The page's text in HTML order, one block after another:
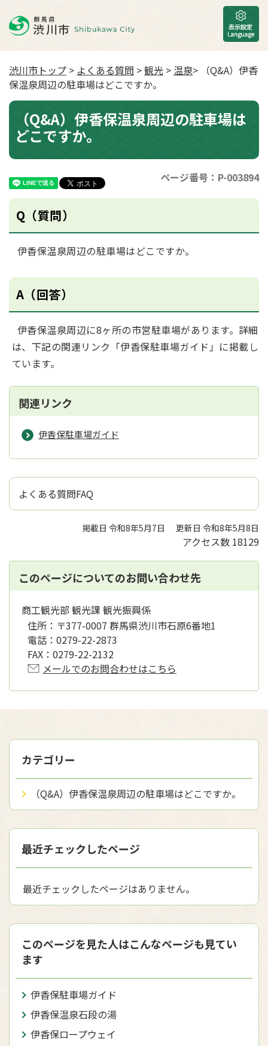
渋川市トップ > よくある質問 >観光 > 温泉> （Q&A）伊香
保温泉周辺の駐車場はどこですか。
（Q&A）伊香保温泉周辺の駐車場は
どこですか。
ページ番号：P-003894
Q（質問）
伊香保温泉周辺の駐車場はどこですか。
A（回答）
伊香保温泉周辺に8ヶ所の市営駐車場があります。詳細
は、下記の関連リンク「伊香保駐車場ガイド」に掲載し
ています。
関連リンク
伊香保駐車場ガイド
よくある質問FAQ
掲載日 令和8年5月7日 更新日 令和8年5月8日
アクセス数 18129
このページについてのお問い合わせ先
商工観光部 観光課 観光振興係
住所： 〒377-0007 群馬県渋川市石原6番地1
電話： 0279-22-2873
FAX： 0279-22-2132
メールでのお問合わせはこちら
カテゴリー
（Q&A）伊香保温泉周辺の駐車場はどこですか。
最近チェックしたページ
最近チェックしたページはありません。
このページを見た人はこんなページも見てい
ます
伊香保駐車場ガイド
伊香保温泉石段の湯
伊香保ロープウェイ